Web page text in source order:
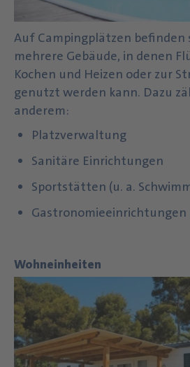
Auf Campingplätzen befinden
mehrere Gebäude, in denen
Kochen und Heizen oder zur
genutzt werden kann. Dazu
anderem:
Platzverwaltung
Sanitäre Einrichtungen
Sportstätten (u. a.
Gastronomieeinrichtungen
Wohneinheiten